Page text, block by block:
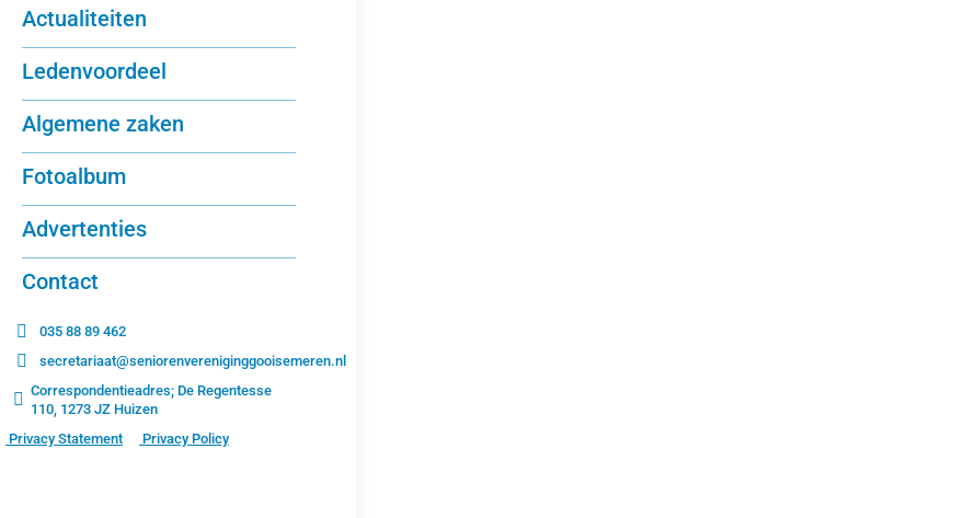
Actualiteiten
Ledenvoordeel
Algemene zaken
Fotoalbum
Advertenties
Contact
035 88 89 462
secretariaat@seniorenvereniginggooisemeren.nl
Correspondentieadres; De Regentesse
110, 1273 JZ Huizen
Privacy Statement
Privacy Policy